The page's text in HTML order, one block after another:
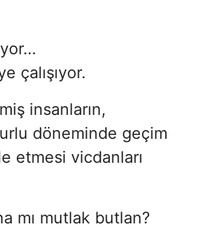
çalışıyor.
insanların,
döneminde geçim
etmesi vicdanları
mı mutlak butlan?